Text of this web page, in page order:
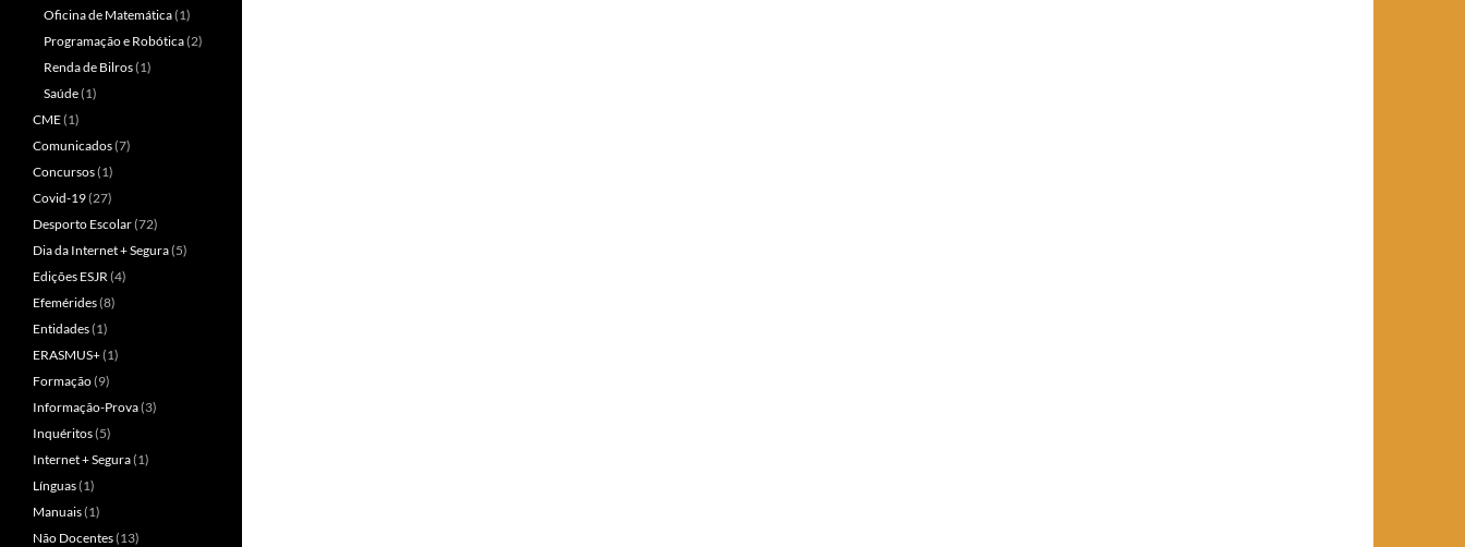
Oficina de Matemática(1)
Programação e Robótica(2)
Renda de Bilros(1)
Saúde(1)
CME(1)
Comunicados(7)
Concursos(1)
Covid-19(27)
Desporto Escolar(72)
Dia da Internet + Segura(5)
Edições ESJR (4)
Efemérides(8)
Entidades(1)
ERASMUS+(1)
Formação(9)
Informação-Prova(3)
Inquéritos(5)
Internet + Segura(1)
Línguas(1)
Manuais(1)
Não Docentes(13)